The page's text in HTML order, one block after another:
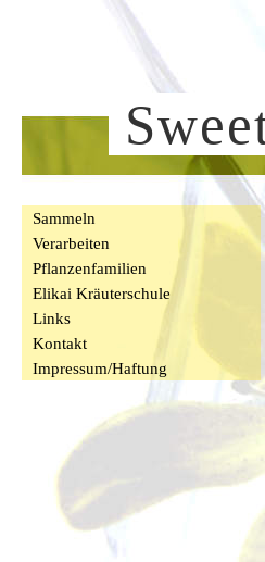
Sammeln
Verarbeiten
Pflanzenfamilien
Elikai Kräuterschule
Links
Kontakt
Impressum/Haftung